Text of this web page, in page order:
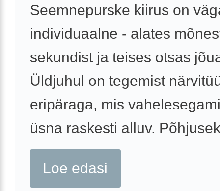
Seemnepurske kiirus on
individuaalne - alates
sekundist ja teises otsas
Üldjuhul on tegemist
eripäraga, mis
üsna raskesti alluv.
Loe edasi